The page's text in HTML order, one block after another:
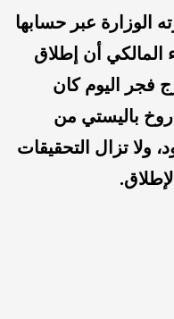
الوزارة عبر حسابها
أن إطلاق
فجر اليوم كان
باليستي من
ولا تزال التحقيقات